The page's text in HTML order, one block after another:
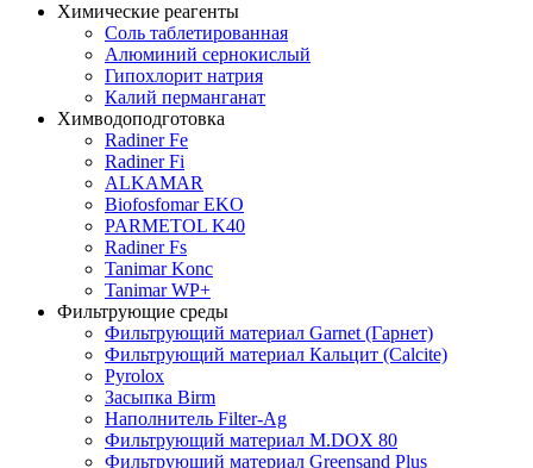
Химические реагенты
Соль таблетированная
Алюминий сернокислый
Гипохлорит натрия
Калий перманганат
Химводоподготовка
Radiner Fe
Radiner Fi
ALKAMAR
Biofosfomar EKO
PARMETOL K40
Radiner Fs
Tanimar Konc
Tanimar WP+
Фильтрующие среды
Фильтрующий материал Garnet (Гарнет)
Фильтрующий материал Кальцит (Calcite)
Pyrolox
Засыпка Birm
Наполнитель Filter-Ag
Фильтрующий материал M.DOX 80
Фильтрующий материал Greensand Plus